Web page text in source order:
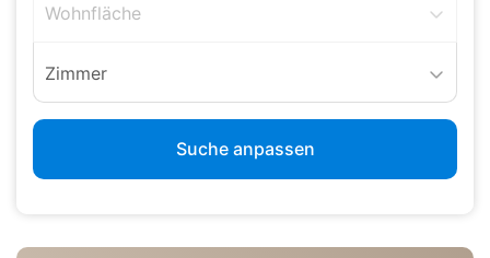
Wohnfläche
Zimmer
Suche anpassen